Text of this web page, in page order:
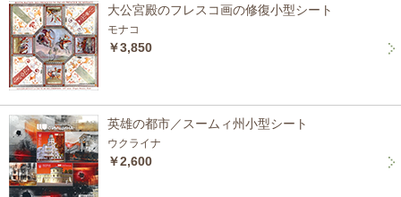
大公宮殿のフレスコ画の修復小型シート
モナコ
￥3,850
英雄の都市／スームィ州小型シート
ウクライナ
￥2,600